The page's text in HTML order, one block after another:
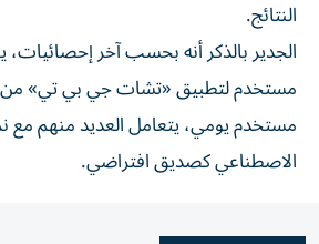
النتائج.
مستخدم يومي، يتعامل العديد منهم مع
الاصطناعي كصديق افتراضي.